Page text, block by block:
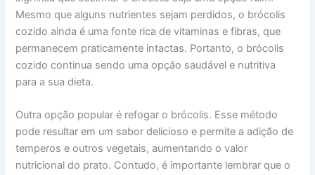
Mesmo que alguns nutrientes sejam perdidos, o brócolis
cozido ainda é uma fonte rica de vitaminas e fibras, que
permanecem praticamente intactas. Portanto, o brócolis
cozido continua sendo uma opção saudável e nutritiva
para a sua dieta.
Outra opção popular é refogar o brócolis. Esse método
pode resultar em um sabor delicioso e permite a adição de
temperos e outros vegetais, aumentando o valor
nutricional do prato. Contudo, é importante lembrar que o